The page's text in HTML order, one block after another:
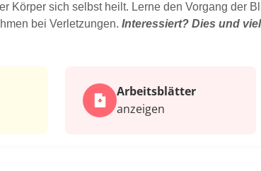
Körper sich selbst heilt. Lerne den Vorgang der
bei Verletzungen. Interessiert? Dies und
Arbeits­blätter
anzeigen